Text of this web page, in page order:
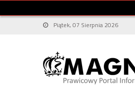
Piątek, 07 Sierpnia 2026